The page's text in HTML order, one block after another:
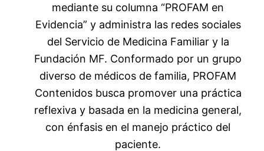
mediante su columna “PROFAM en
Evidencia” y administra las redes sociales
del Servicio de Medicina Familiar y la
Fundación MF. Conformado por un grupo
diverso de médicos de familia, PROFAM
Contenidos busca promover una práctica
reflexiva y basada en la medicina general,
con énfasis en el manejo práctico del
paciente.